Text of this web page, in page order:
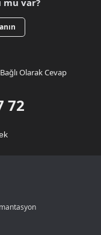
mu var?
Olarak Cevap
72